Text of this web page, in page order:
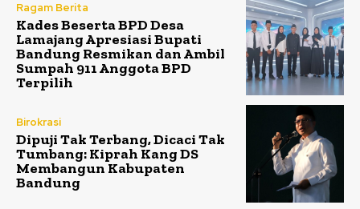
Ragam Berita
Kades Beserta BPD Desa
Lamajang Apresiasi Bupati
Bandung Resmikan dan Ambil
Sumpah 911 Anggota BPD
Terpilih
Birokrasi
Dipuji Tak Terbang, Dicaci Tak
Tumbang: Kiprah Kang DS
Membangun Kabupaten
Bandung